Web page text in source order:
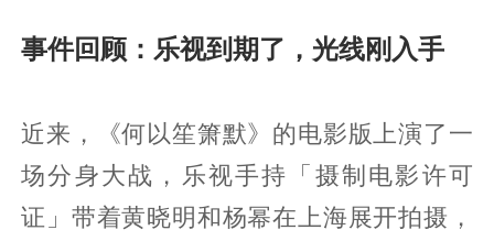
事件回顾：乐视到期了，光线刚入手
近来，《何以笙箫默》的电影版上演了一
场分身大战，乐视手持「摄制电影许可
证」带着黄晓明和杨幂在上海展开拍摄，